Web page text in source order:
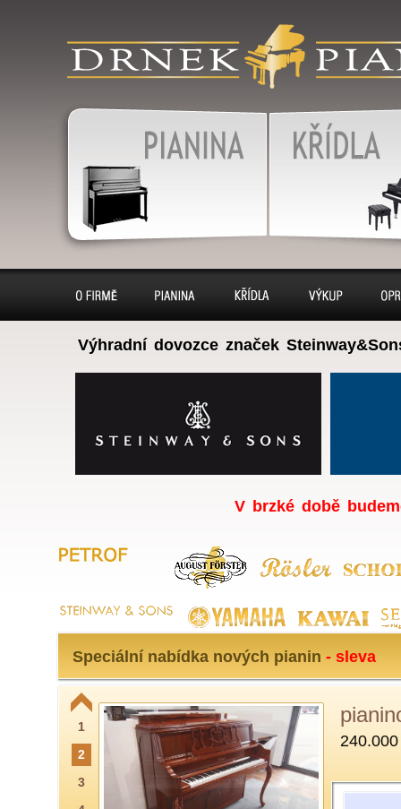
klavír, klavíry, piáno,
pianino, pianina, – piano
výkup, pronájem, servis
Výhradní dovozce značek
V brzké době
Speciální nabídka nových pianin - sleva
1
2
3
O firmě Pianina Klavíry Výkup